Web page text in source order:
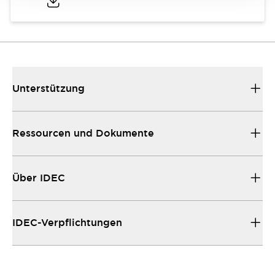
Unterstützung
Ressourcen und Dokumente
Über IDEC
IDEC-Verpflichtungen